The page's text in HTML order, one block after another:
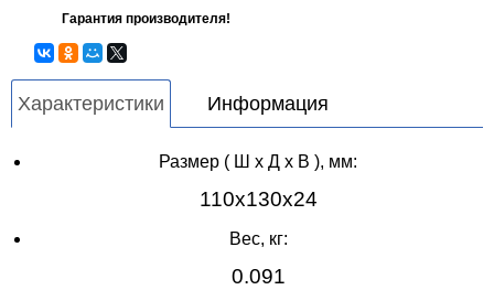
Гарантия производителя!
Характеристики Информация
Размер ( Ш x Д x В ), мм:
110x130x24
Вес, кг:
0.091